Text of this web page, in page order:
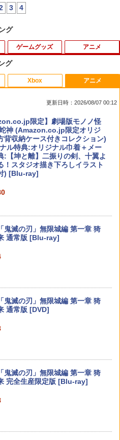
3 4
グ
新型Switch2対応 親指グリッ
プ 4個セット ジョイコン対応シ
材 快適フィット スイッチ2対応
自で＋P10倍★要エントリー】
納】[ACC][Switch2] まるごと
スイッチ2) メタモン 任天堂ラ
版][在庫品]
ゲームグッズ
四女神オンライン CYBER DIM
NEPTUNE - PS4
おいでよ どうぶつの森
アイドルマスター アニメ& G4
VOL.4
カセキホリダー ムゲンギア
アルティメット ヒッツ ドラッ
ラグーン2 -封印の紅, 背徳の
アニメ
天使様にいつの間にか駄目人間
いた件2」Vol.3【Blu-ray】 [ 佐
の裏でヤニ吸うふたり Vol.1【B
[ 地主 ]
ックス限定全巻購入特典】春夏
者 春の舞 四（完全生産限定
ray】(イラスト入りクリアポ
セット) [ 暁佳奈 ]
ックス限定先着特典】最終楽章
ーフォニアム 前編 (数量限定 新
コンテ集&UHD付き特装版)【Bl
ックス限定先着特典+先着特
超！B5 角背上製本 絵コンテブ
グ
ゥーン レイダース|オンライン
ゥーン レイダース -Switch2
ドープリペイド番号 9000円|オ
ドープリペイド番号 5000円|オ
コード版
5 デジタル・エディション
用 Console Language: Japan
(CFI-2200B01)
Reincarnation -PS5 【特典】
】DualSense ワイヤレスコン
】DualSense ワイヤレスコン
Xbox
】Xbox ワイヤレス コントロー
C® ケーブル
【旧 Xbox ギフトカード】 [オ
】Xbox ワイヤレス コントロー
ブル
ボンブラック)
アニメ
更新日時：2026/08/07 00:12
限定】劇場版モノノ怪
神 (Amazon.co.jp限定オリジ
背収納ケース付きコレクション)
ル特典:オリジナル巾着＋メー
:【坤と離】二振りの剣、十翼よ
！スタジオ描き下ろしイラスト
) [Blu-ray]
鬼滅の刃」無限城編 第一章 猗
通常版 [Blu-ray]
鬼滅の刃」無限城編 第一章 猗
通常版 [DVD]
鬼滅の刃」無限城編 第一章 猗
完全生産限定版 [Blu-ray]